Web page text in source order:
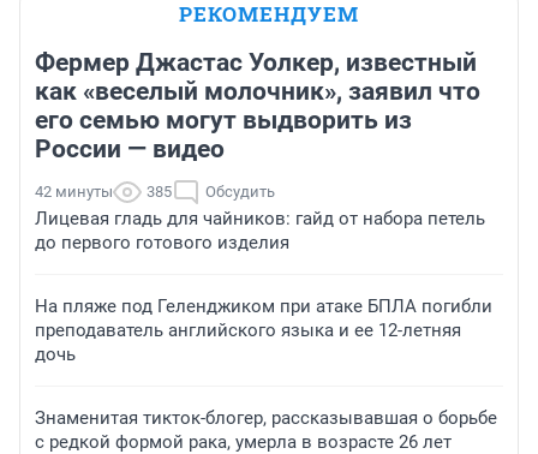
РЕКОМЕНДУЕМ
Фермер Джастас Уолкер, известный
как «веселый молочник», заявил что
его семью могут выдворить из
России — видео
42 минуты 385 Обсудить
Лицевая гладь для чайников: гайд от набора петель
до первого готового изделия
На пляже под Геленджиком при атаке БПЛА погибли
преподаватель английского языка и ее 12-летняя
дочь
Знаменитая тикток-блогер, рассказывавшая о борьбе
с редкой формой рака, умерла в возрасте 26 лет